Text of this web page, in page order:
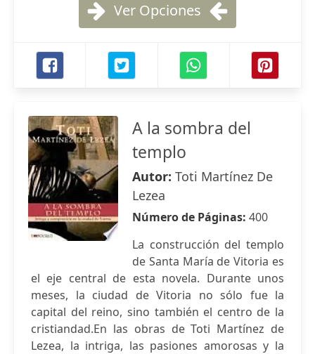
Ver Opciones
A la sombra del
templo
Autor: Toti Martínez De
Lezea
Número de Páginas: 400
La construcción del templo
de Santa María de Vitoria es
el eje central de esta novela. Durante unos
meses, la ciudad de Vitoria no sólo fue la
capital del reino, sino también el centro de la
cristiandad.En las obras de Toti Martínez de
Lezea, la intriga, las pasiones amorosas y la